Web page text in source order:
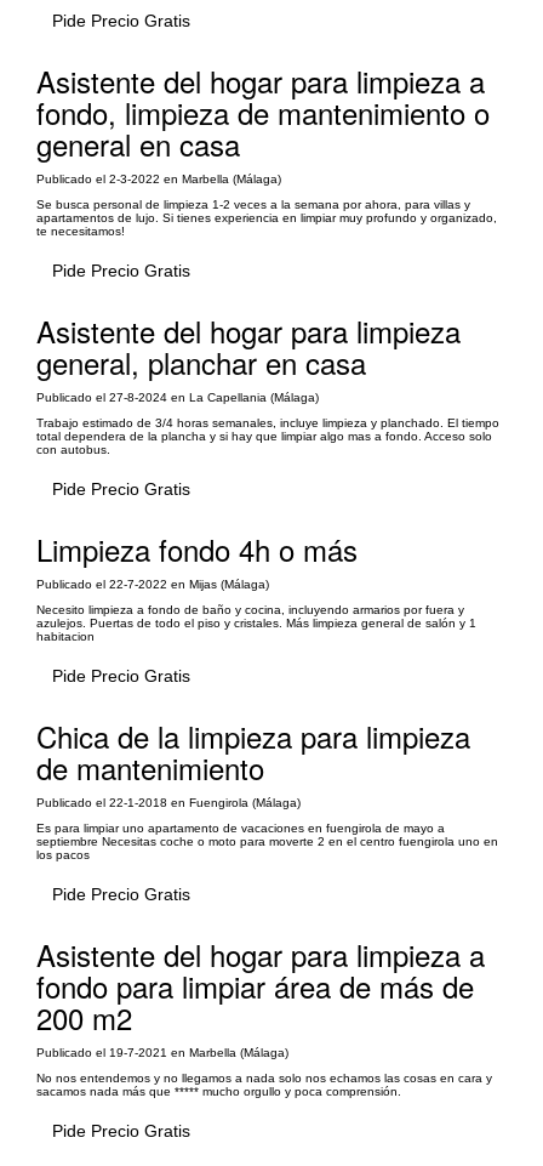
Pide Precio Gratis
Asistente del hogar para limpieza a
fondo, limpieza de mantenimiento o
general en casa
Publicado el 2-3-2022 en Marbella (Málaga)
Se busca personal de limpieza 1-2 veces a la semana por ahora, para villas y
apartamentos de lujo. Si tienes experiencia en limpiar muy profundo y organizado,
te necesitamos!
Pide Precio Gratis
Asistente del hogar para limpieza
general, planchar en casa
Publicado el 27-8-2024 en La Capellania (Málaga)
Trabajo estimado de 3/4 horas semanales, incluye limpieza y planchado. El tiempo
total dependera de la plancha y si hay que limpiar algo mas a fondo. Acceso solo
con autobus.
Pide Precio Gratis
Limpieza fondo 4h o más
Publicado el 22-7-2022 en Mijas (Málaga)
Necesito limpieza a fondo de baño y cocina, incluyendo armarios por fuera y
azulejos. Puertas de todo el piso y cristales. Más limpieza general de salón y 1
habitacion
Pide Precio Gratis
Chica de la limpieza para limpieza
de mantenimiento
Publicado el 22-1-2018 en Fuengirola (Málaga)
Es para limpiar uno apartamento de vacaciones en fuengirola de mayo a
septiembre Necesitas coche o moto para moverte 2 en el centro fuengirola uno en
los pacos
Pide Precio Gratis
Asistente del hogar para limpieza a
fondo para limpiar área de más de
200 m2
Publicado el 19-7-2021 en Marbella (Málaga)
No nos entendemos y no llegamos a nada solo nos echamos las cosas en cara y
sacamos nada más que ***** mucho orgullo y poca comprensión.
Pide Precio Gratis